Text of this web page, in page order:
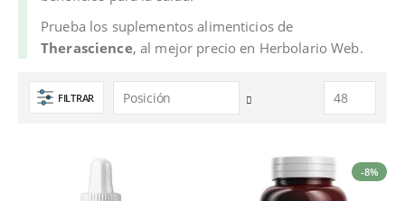
Prueba los suplementos alimenticios de
Therascience, al mejor precio en Herbolario Web.
FILTRAR
Fijar
-8%